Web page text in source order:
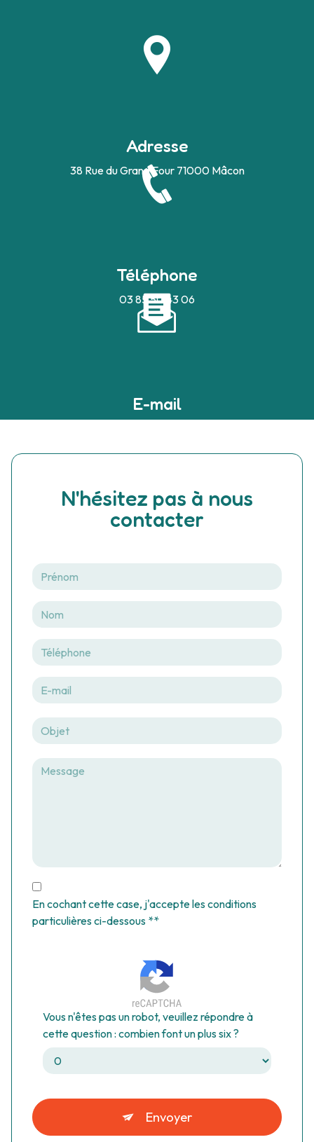
Adresse
38 Rue du Grand Four 71000 Mâcon
Téléphone
03 85 50 43 06
E-mail
N'hésitez pas à nous
contacter
En cochant cette case, j'accepte les conditions
particulières ci-dessous **
Vous n'êtes pas un robot, veuillez répondre à
cette question : combien font un plus six ?
Envoyer